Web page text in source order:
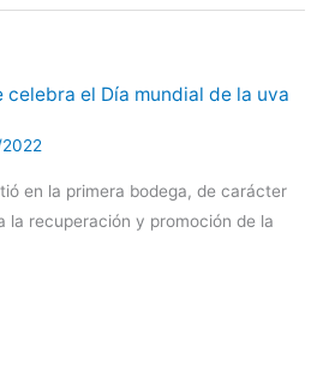
celebra el Día mundial de la uva
en la primera bodega, de carácter
la recuperación y promoción de la